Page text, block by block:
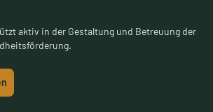
aktiv in der Gestaltung und Betreuung der